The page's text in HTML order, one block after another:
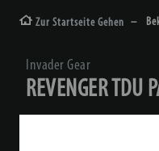
Zur Startseite Gehen
Invader Gear
REVENGER TDU